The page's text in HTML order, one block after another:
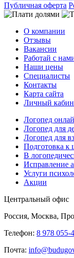
Публичная оферта
О компании
Отзывы
Вакансии
Работай с
Наши цены
Специалисты
Контакты
Карта сайта
Личный
Логопед
Логопед для
Логопед для
Подготовка к
В
Исправление
Услуги
Акции
Центральный офис
Россия, Москва,
Телефон: 8 978 055-
Почта: